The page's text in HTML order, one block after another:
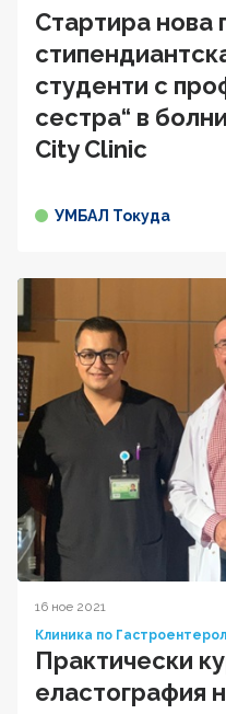
Стартира нова
студенти с
сестра“ в
City Clinic
УМБАЛ Токуда
16 ное 2021
Клиника по
Практически
еластография